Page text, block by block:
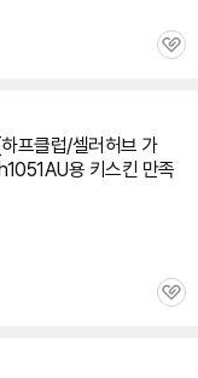
관
프클럽/셀러허브 가
용 키스킨 만족
관